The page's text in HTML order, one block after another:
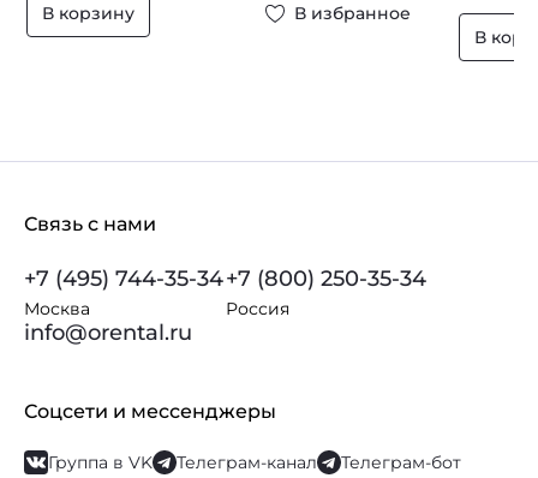
В корзину В избранное
В
Связь с нами
+7 (495) 744-35-34
Москва
+7 (800) 250-35-34
Россия
info@orental.ru
Соцсети и мессенджеры
Группа в VK Телеграм-канал Телеграм-бот